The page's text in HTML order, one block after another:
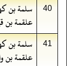
40 سلمة بن
علقمة بن
41 سلمة بن
علقمة بن